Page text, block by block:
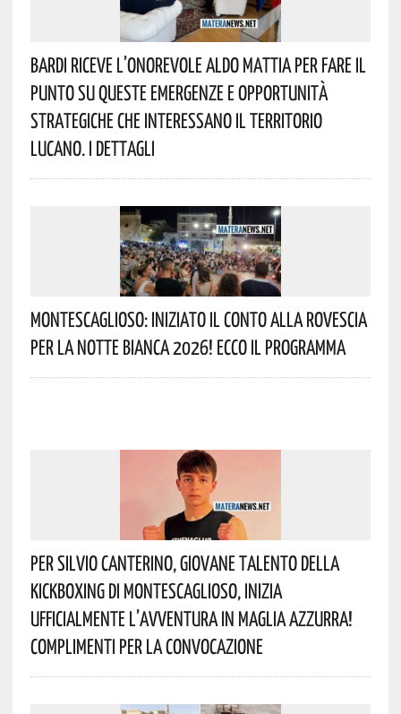
Bardi Riceve L’onorevole Aldo Mattia Per Fare Il
Punto Su Queste Emergenze E Opportunità
Strategiche Che Interessano Il Territorio
Lucano. I Dettagli
Montescaglioso: Iniziato Il Conto Alla Rovescia
Per La Notte Bianca 2026! Ecco Il Programma
Per Silvio Canterino, Giovane Talento Della
Kickboxing Di Montescaglioso, Inizia
Ufficialmente L’avventura In Maglia Azzurra!
Complimenti Per La Convocazione